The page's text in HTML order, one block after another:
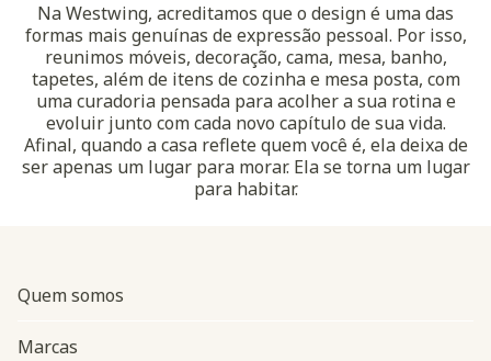
Na Westwing, acreditamos que o design é uma das
formas mais genuínas de expressão pessoal. Por isso,
reunimos móveis, decoração, cama, mesa, banho,
tapetes, além de itens de cozinha e mesa posta, com
uma curadoria pensada para acolher a sua rotina e
evoluir junto com cada novo capítulo de sua vida.
Afinal, quando a casa reflete quem você é, ela deixa de
ser apenas um lugar para morar. Ela se torna um lugar
para habitar.
Quem somos
Marcas